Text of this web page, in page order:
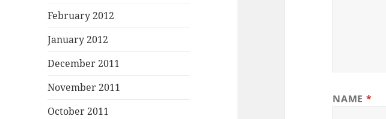
February 2012
January 2012
December 2011
November 2011
October 2011
NAME *